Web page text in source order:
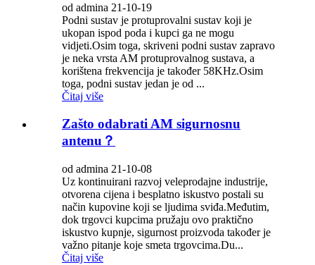
od admina 21-10-19
Podni sustav je protuprovalni sustav koji je
ukopan ispod poda i kupci ga ne mogu
vidjeti.Osim toga, skriveni podni sustav zapravo
je neka vrsta AM protuprovalnog sustava, a
korištena frekvencija je također 58KHz.Osim
toga, podni sustav jedan je od ...
Čitaj više
Zašto odabrati AM sigurnosnu
antenu？
od admina 21-10-08
Uz kontinuirani razvoj veleprodajne industrije,
otvorena cijena i besplatno iskustvo postali su
način kupovine koji se ljudima sviđa.Međutim,
dok trgovci kupcima pružaju ovo praktično
iskustvo kupnje, sigurnost proizvoda također je
važno pitanje koje smeta trgovcima.Du...
Čitaj više